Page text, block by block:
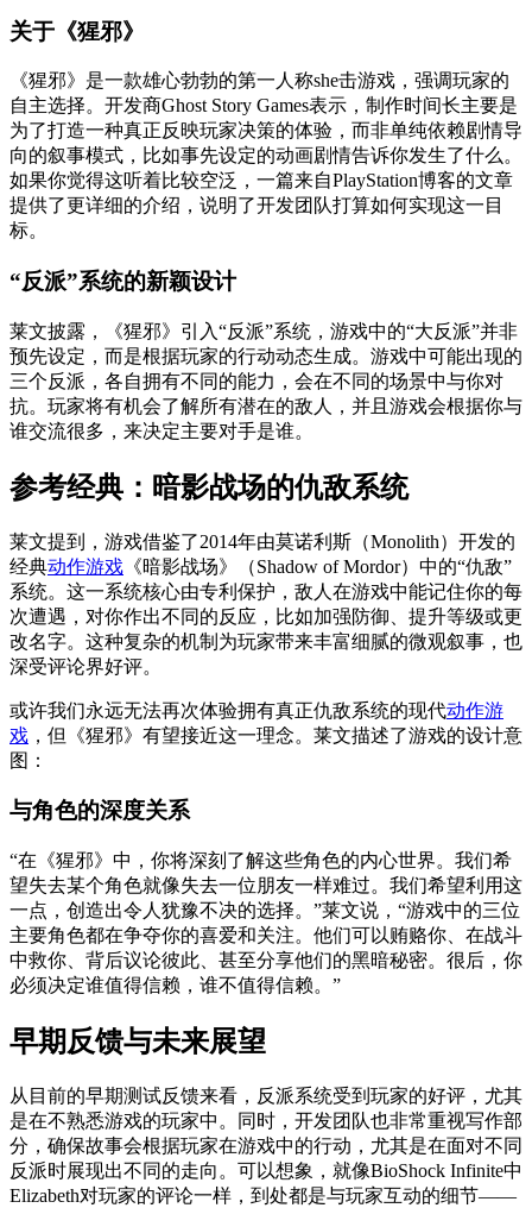
关于《猩邪》
《猩邪》是一款雄心勃勃的第一人称she击游戏，强调玩家的
自主选择。开发商Ghost Story Games表示，制作时间长主要是
为了打造一种真正反映玩家决策的体验，而非单纯依赖剧情导
向的叙事模式，比如事先设定的动画剧情告诉你发生了什么。
如果你觉得这听着比较空泛，一篇来自PlayStation博客的文章
提供了更详细的介绍，说明了开发团队打算如何实现这一目
标。
“反派”系统的新颖设计
莱文披露，《猩邪》引入“反派”系统，游戏中的“大反派”并非
预先设定，而是根据玩家的行动动态生成。游戏中可能出现的
三个反派，各自拥有不同的能力，会在不同的场景中与你对
抗。玩家将有机会了解所有潜在的敌人，并且游戏会根据你与
谁交流很多，来决定主要对手是谁。
参考经典：暗影战场的仇敌系统
莱文提到，游戏借鉴了2014年由莫诺利斯（Monolith）开发的
经典动作游戏 《暗影战场》（Shadow of Mordor）中的“仇敌”
系统。这一系统核心由专利保护，敌人在游戏中能记住你的每
次遭遇，对你作出不同的反应，比如加强防御、提升等级或更
改名字。这种复杂的机制为玩家带来丰富细腻的微观叙事，也
深受评论界好评。
或许我们永远无法再次体验拥有真正仇敌系统的现代动作游
戏 ，但《猩邪》有望接近这一理念。莱文描述了游戏的设计意
图：
与角色的深度关系
“在《猩邪》中，你将深刻了解这些角色的内心世界。我们希
望失去某个角色就像失去一位朋友一样难过。我们希望利用这
一点，创造出令人犹豫不决的选择。”莱文说，“游戏中的三位
主要角色都在争夺你的喜爱和关注。他们可以贿赂你、在战斗
中救你、背后议论彼此、甚至分享他们的黑暗秘密。很后，你
必须决定谁值得信赖，谁不值得信赖。”
早期反馈与未来展望
从目前的早期测试反馈来看，反派系统受到玩家的好评，尤其
是在不熟悉游戏的玩家中。同时，开发团队也非常重视写作部
分，确保故事会根据玩家在游戏中的行动，尤其是在面对不同
反派时展现出不同的走向。可以想象，就像BioShock Infinite中
Elizabeth对玩家的评论一样，到处都是与玩家互动的细节——